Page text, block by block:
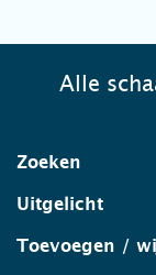
Alle
Zoeken
Uitgelicht
Toevoegen /